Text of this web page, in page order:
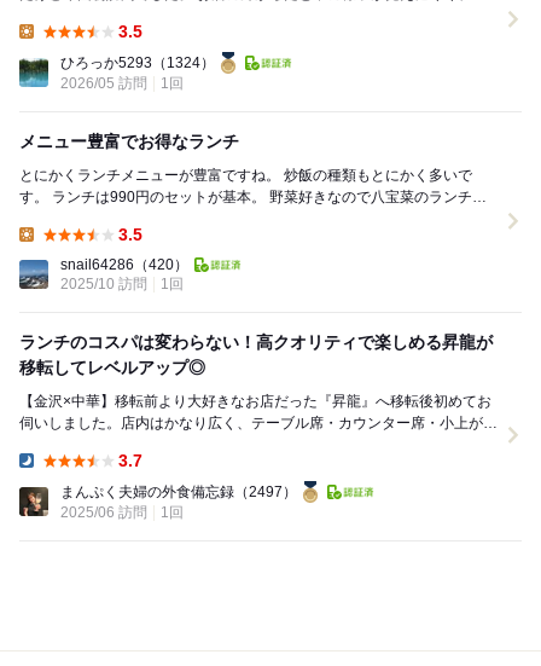
3.5
ひろっか5293 （1324）
2026/05 訪問
1回
メニュー豊富でお得なランチ
とにかくランチメニューが豊富ですね。 炒飯の種類もとにかく多いで
す。 ランチは990円のセットが基本。 野菜好きなので八宝菜のランチを
3.5
snail64286 （420）
2025/10 訪問
1回
ランチのコスパは変わらない！高クオリティで楽しめる昇龍が
移転してレベルアップ◎
【金沢×中華】移転前より大好きなお店だった『昇龍』へ移転後初めてお
伺いしました。店内はかなり広く、テーブル席・カウンター席・小上がり
3.7
まんぷく夫婦の外食備忘録 （2497）
2025/06 訪問
1回